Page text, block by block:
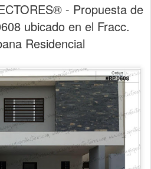
- Propuesta de
ubicado en el Fracc.
Residencial